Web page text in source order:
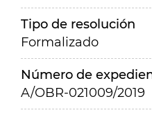
Tipo de resolución
Formalizado
Número de
A/OBR-021009/2019